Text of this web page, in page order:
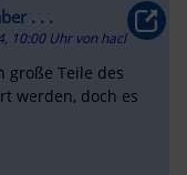
. . .
10:00 Uhr vonhacl
große Teile des
werden, doch es